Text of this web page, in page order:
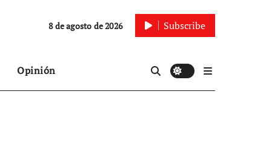
8 de agosto de 2026 Subscribe
Opinión